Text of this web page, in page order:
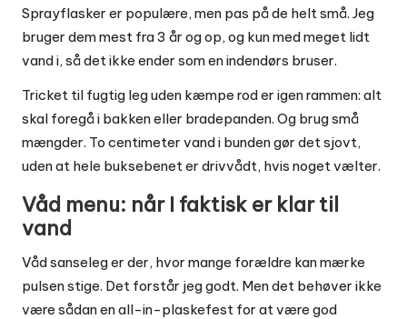
Sprayflasker er populære, men pas på de helt små. Jeg
bruger dem mest fra 3 år og op, og kun med meget lidt
vand i, så det ikke ender som en indendørs bruser.
Tricket til fugtig leg uden kæmpe rod er igen rammen: alt
skal foregå i bakken eller bradepanden. Og brug små
mængder. To centimeter vand i bunden gør det sjovt,
uden at hele buksebenet er drivvådt, hvis noget vælter.
Våd menu: når I faktisk er klar til
vand
Våd sanseleg er der, hvor mange forældre kan mærke
pulsen stige. Det forstår jeg godt. Men det behøver ikke
være sådan en all-in-plaskefest for at være god